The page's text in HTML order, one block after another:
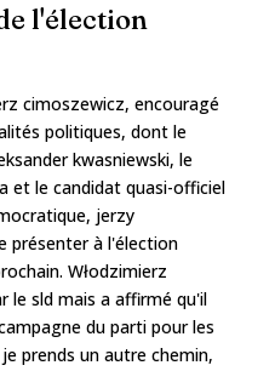
l'élection
cimoszewicz, encouragé
politiques, dont le
kwasniewski, le
et le candidat quasi-officiel
jerzy
présenter à l'élection
Włodzimierz
le sld mais a affirmé qu'il
du parti pour les
prends un autre chemin,